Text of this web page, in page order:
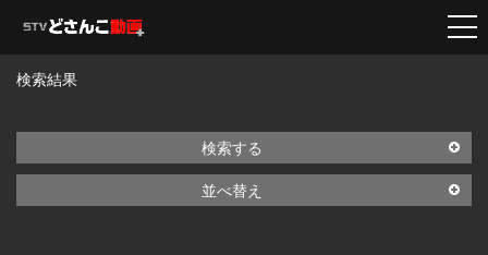
検索結果
検索する
並べ替え